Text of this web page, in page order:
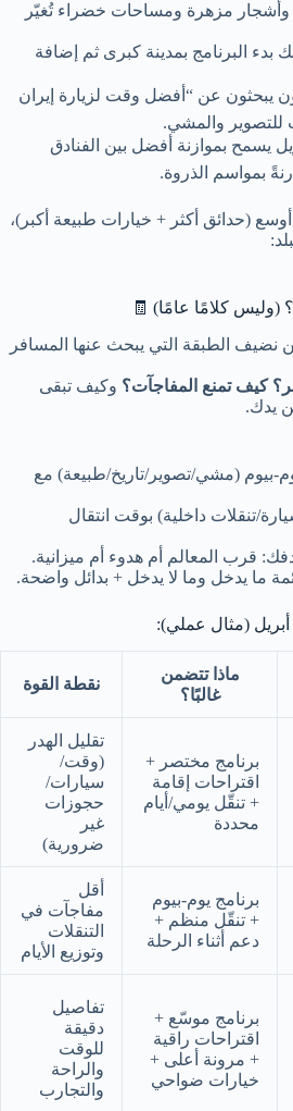
وأشجار مزهرة ومساحات خضراء تُغيّر
بدء البرنامج بمدينة كبرى ثم إضافة
عن “أفضل وقت لزيارة إيران
للتصوير والمشي.
يسمح بموازنة أفضل بين الفنادق
بمواسم الذروة.
أوسع (حدائق أكثر + خيارات طبيعة أكبر)،
نضيف الطبقة التي يبحث عنها المسافر
كيف تمنع المفاجآت؟ وكيف تبقى
يدك.
بيوم (مشي/تصوير/تاريخ/طبيعة) مع
تنقلات داخلية) بوقت انتقال
قرب المعالم أم هدوء أم ميزانية.
ما يدخل وما لا يدخل + بدائل واضحة.
(مثال عملي):
ماذا تتضمن
غالبًا؟
نقطة القوة
برنامج مختصر +
اقتراحات إقامة
+ تنقّل يومي/أيام
محددة
تقليل الهدر
(وقت/
سيارات/
حجوزات
غير
ضرورية)
برنامج يوم-بيوم
+ تنقّل منظم +
دعم أثناء الرحلة
أقل
مفاجآت في
التنقلات
وتوزيع الأيام
برنامج موسّع +
اقتراحات راقية
+ مرونة أعلى +
خيارات ضواحي
تفاصيل
دقيقة
للوقت
والراحة
والتجارب